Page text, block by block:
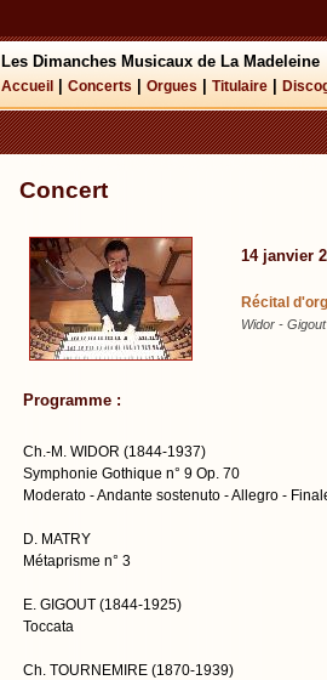
Les Dimanches Musicaux de La Madeleine
Accueil Concerts Orgues Titulaire
Concert
14 janvier
Récital
Widor -
Programme :
Ch.-M. WIDOR (1844-1937)
Symphonie Gothique n° 9 Op. 70
Moderato - Andante sostenuto - Allegro -
D. MATRY
Métaprisme n° 3
E. GIGOUT (1844-1925)
Toccata
Ch. TOURNEMIRE (1870-1939)